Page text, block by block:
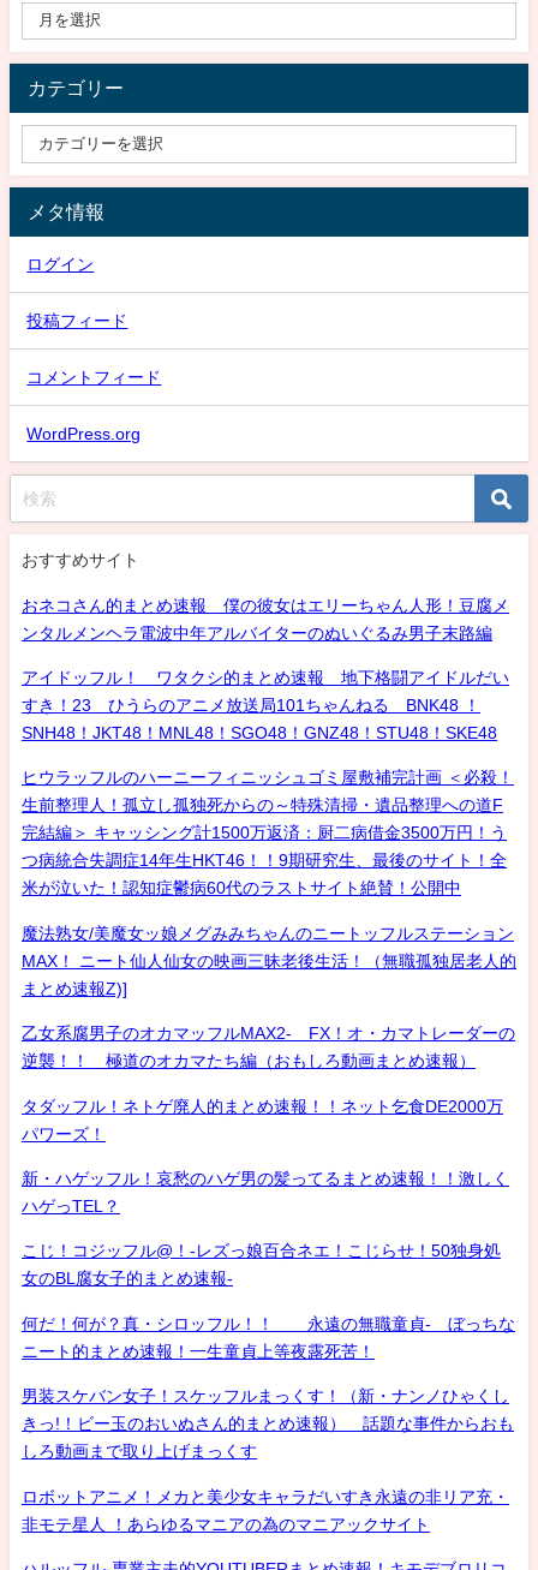
カテゴリー
メタ情報
ログイン
投稿フィード
コメントフィード
WordPress.org
おすすめサイト
おネコさん的まとめ速報 僕の彼女はエリーちゃん人形！豆腐メ
ンタルメンヘラ電波中年アルバイターのぬいぐるみ男子末路編
アイドッフル！ ワタクシ的まとめ速報 地下格闘アイドルだい
すき！23 ひうらのアニメ放送局101ちゃんねる BNK48 ！
SNH48！JKT48！MNL48！SGO48！GNZ48！STU48！SKE48
ヒウラッフルのハーニーフィニッシュゴミ屋敷補完計画 ＜必殺！
生前整理人！孤立し孤独死からの～特殊清掃・遺品整理への道F
完結編＞ キャッシング計1500万返済：厨二病借金3500万円！う
つ病統合失調症14年生HKT46！！9期研究生、最後のサイト！全
米が泣いた！認知症鬱病60代のラストサイト絶賛！公開中
魔法熟女/美魔女ッ娘メグみみちゃんのニートッフルステーション
MAX！ ニート仙人仙女の映画三昧老後生活！（無職孤独居老人的
まとめ速報Z)]
乙女系腐男子のオカマッフルMAX2- FX！オ・カマトレーダーの
逆襲！！ 極道のオカマたち編（おもしろ動画まとめ速報）
タダッフル！ネトゲ廃人的まとめ速報！！ネット乞食DE2000万
パワーズ！
新・ハゲッフル！哀愁のハゲ男の髪ってるまとめ速報！！激しく
ハゲっTEL？
こじ！コジッフル@！-レズっ娘百合ネエ！こじらせ！50独身処
女のBL腐女子的まとめ速報-
何だ！何が？真・シロッフル！！ 永遠の無職童貞- ぼっちな
ニート的まとめ速報！一生童貞上等夜露死苦！
男装スケバン女子！スケッフルまっくす！（新・ナンノひゃくし
きっ!！ビー玉のおいぬさん的まとめ速報） 話題な事件からおも
しろ動画まで取り上げまっくす
ロボットアニメ！メカと美少女キャラだいすき永遠の非リア充・
非モテ星人 ！あらゆるマニアの為のマニアックサイト